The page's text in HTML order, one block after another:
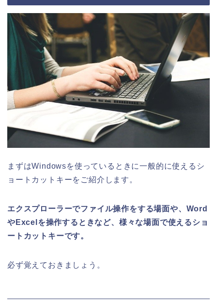
まずはWindowsを使っているときに一般的に使えるシ
ョートカットキーをご紹介します。
エクスプローラーでファイル操作をする場面や、Word
やExcelを操作するときなど、様々な場面で使えるショ
ートカットキーです。
必ず覚えておきましょう。